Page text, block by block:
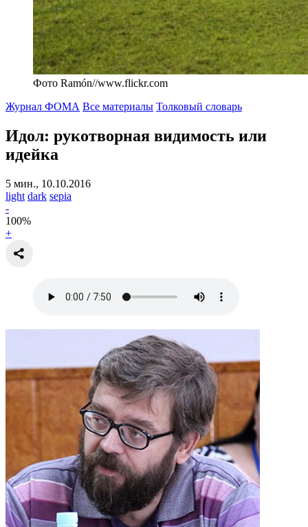
Фото Ramón//www.flickr.com
Журнал ФОМА Все материалы Толковый словарь
Идол: рукотворная видимость или
идейка
5 мин., 10.10.2016
light dark sepia
-
100%
+